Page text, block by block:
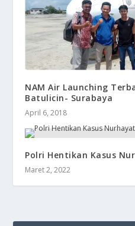
NAM Air Launching
Batulicin- Surabaya
April 6, 2018
Polri Hentikan Kasus
Maret 2, 2022